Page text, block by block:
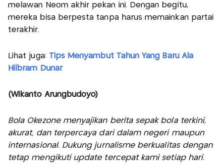
melawan Neom akhir pekan ini. Dengan begitu,
mereka bisa berpesta tanpa harus memainkan partai
terakhir.
Lihat juga: Tips Menyambut Tahun Yang Baru Ala
Hilbram Dunar
(Wikanto Arungbudoyo)
Bola Okezone menyajikan berita sepak bola terkini,
akurat, dan terpercaya dari dalam negeri maupun
internasional. Dukung jurnalisme berkualitas dengan
tetap mengikuti update tercepat kami setiap hari.